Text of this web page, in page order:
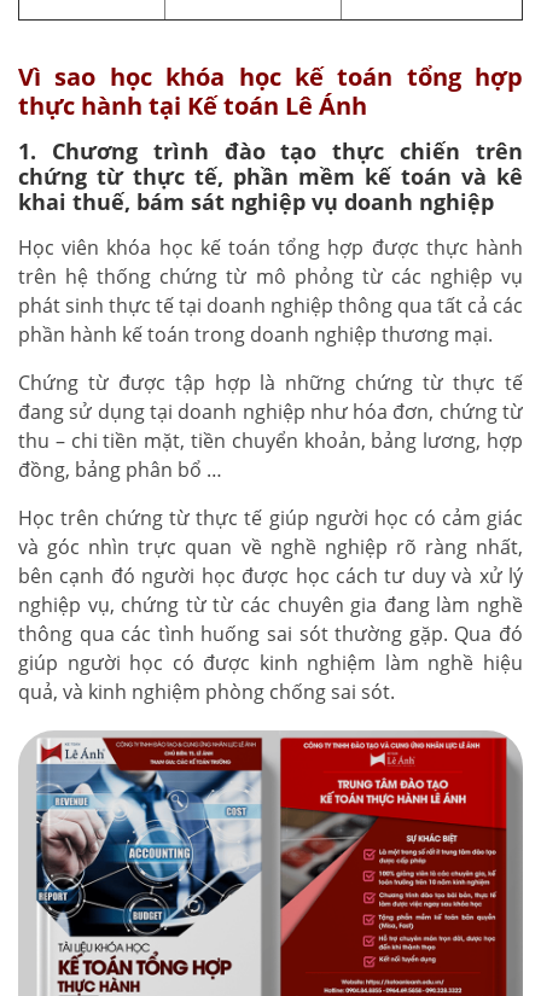
Vì sao học khóa học kế toán tổng hợp
thực hành tại Kế toán Lê Ánh
1. Chương trình đào tạo thực chiến trên
chứng từ thực tế, phần mềm kế toán và kê
khai thuế, bám sát nghiệp vụ doanh nghiệp
Học viên khóa học kế toán tổng hợp được thực hành
trên hệ thống chứng từ mô phỏng từ các nghiệp vụ
phát sinh thực tế tại doanh nghiệp thông qua tất cả các
phần hành kế toán trong doanh nghiệp thương mại.
Chứng từ được tập hợp là những chứng từ thực tế
đang sử dụng tại doanh nghiệp như hóa đơn, chứng từ
thu – chi tiền mặt, tiền chuyển khoản, bảng lương, hợp
đồng, bảng phân bổ …
Học trên chứng từ thực tế giúp người học có cảm giác
và góc nhìn trực quan về nghề nghiệp rõ ràng nhất,
bên cạnh đó người học được học cách tư duy và xử lý
nghiệp vụ, chứng từ từ các chuyên gia đang làm nghề
thông qua các tình huống sai sót thường gặp. Qua đó
giúp người học có được kinh nghiệm làm nghề hiệu
quả, và kinh nghiệm phòng chống sai sót.